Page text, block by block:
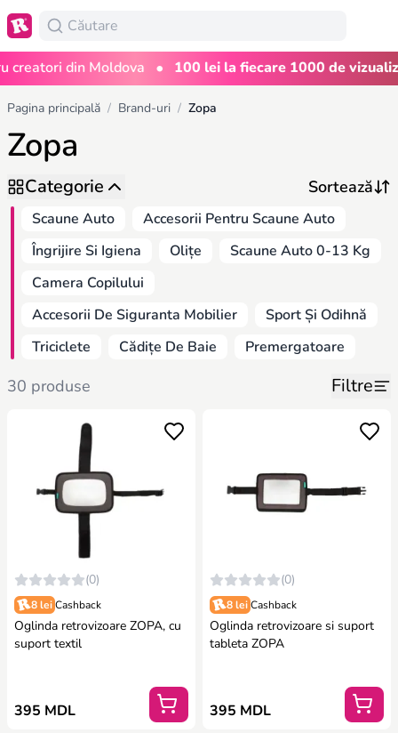
din Moldova • 100 lei la fiecare 1000 de vizualizări
Pagina principală / Brand-uri / Zopa
Zopa
Categorie
Scaune Auto
Accesorii Pentru Scaune Auto
Îngrijire Si Igiena
Olițe
Scaune Auto 0-13 Kg
Camera Copilului
Accesorii De Siguranta Mobilier
Sport Și Odihnă
Triciclete
Cădițe De Baie Premergatoare
30 produse Filtre
(0)
8 lei Cashback
Oglinda retrovizoare ZOPA, cu
suport textil
395 MDL
(0)
8 lei Cashback
Oglinda retrovizoare si suport
tableta ZOPA
395 MDL